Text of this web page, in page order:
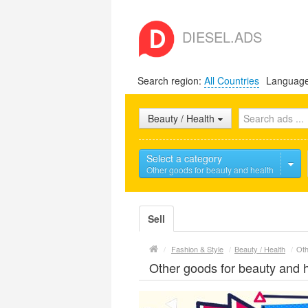
DIESEL.ADS
Search region: All Countries
Beauty / Health
Select a category
Other goods for beauty and health
Sell
/ Fashion & Style / Beauty / Health /
Other goods for beauty and